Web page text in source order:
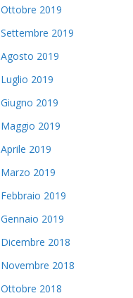
Ottobre 2019
Settembre 2019
Agosto 2019
Luglio 2019
Giugno 2019
Maggio 2019
Aprile 2019
Marzo 2019
Febbraio 2019
Gennaio 2019
Dicembre 2018
Novembre 2018
Ottobre 2018